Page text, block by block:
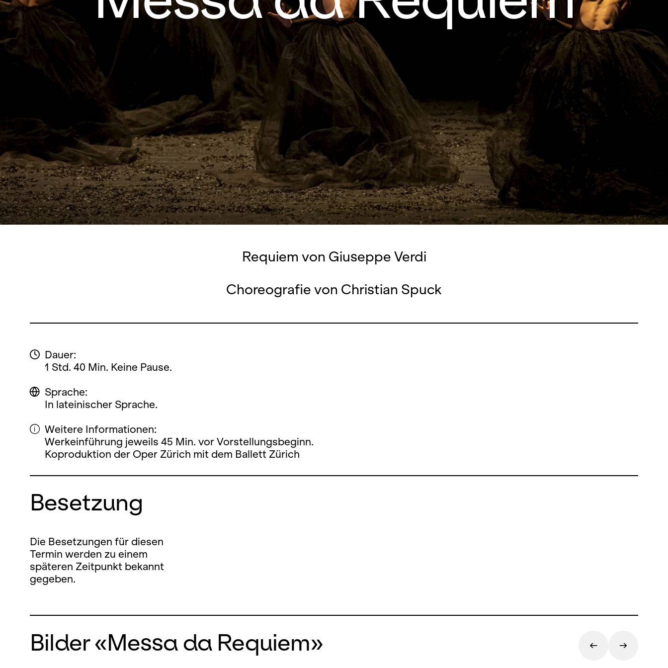
Requiem von Giuseppe Verdi
Choreografie von Christian Spuck
Dauer:
1 Std. 40 Min. Keine Pause.
Sprache:
In lateinischer Sprache.
Weitere Informationen:
Werkeinführung jeweils 45 Min. vor Vorstellungsbeginn.
Koproduktion der Oper Zürich mit dem Ballett Zürich
Besetzung
Die Besetzungen für diesen
Termin werden zu einem
späteren Zeitpunkt bekannt
gegeben.
Bilder «Messa da Requiem»